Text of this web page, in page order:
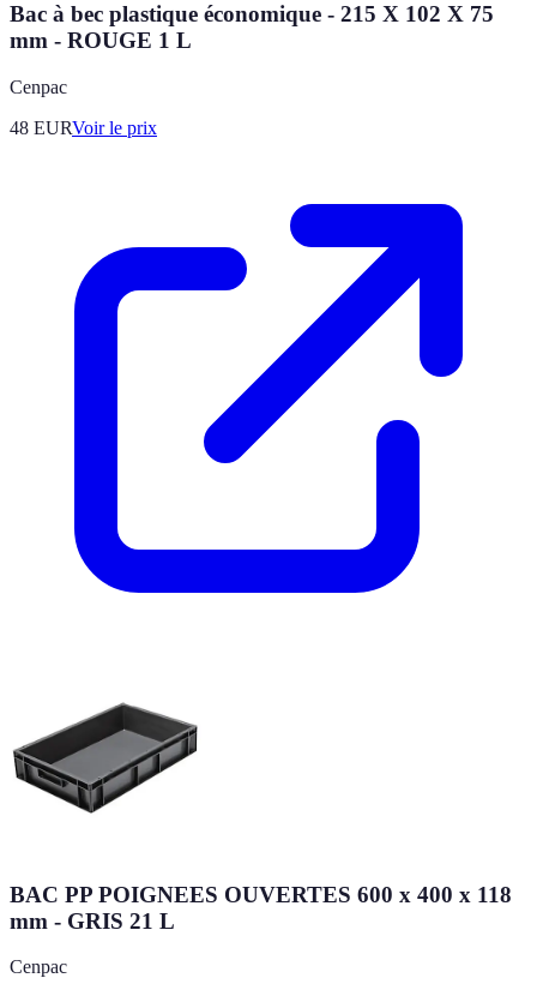
Bac à bec plastique économique - 215 X 102 X 75
mm - ROUGE 1 L
Cenpac
48 EURVoir le prix
BAC PP POIGNEES OUVERTES 600 x 400 x 118
mm - GRIS 21 L
Cenpac